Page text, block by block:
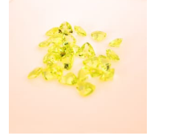
4.50€.3.00€.